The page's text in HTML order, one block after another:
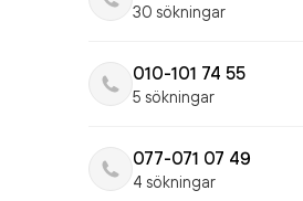
30 sökningar
010-101 74 55
5 sökningar
077-071 07 49
4 sökningar